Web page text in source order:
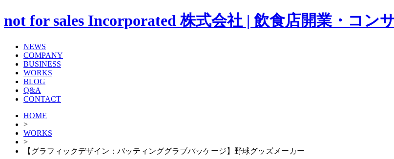
not for sales Incorporated 株式会社 | 飲食店開業・コン
NEWS
COMPANY
BUSINESS
WORKS
BLOG
Q&A
CONTACT
HOME
>
WORKS
>
【グラフィックデザイン：バッティンググラブパッケージ】野球グッズメーカー